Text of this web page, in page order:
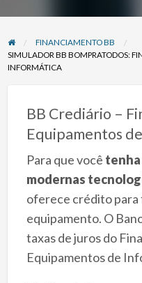
FINANCIAMENTO BB
SIMULADOR BB BOMPRATODOS:
INFORMÁTICA
BB Crediário –
Equipamentos
Para que você tenha
modernas
oferece crédito para
equipamento. O
taxas de juros do
Equipamentos de